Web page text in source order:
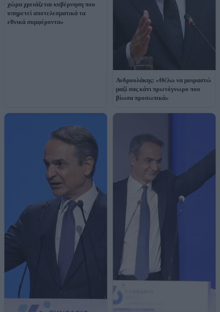
χώρα χρειάζεται κυβέρνηση που
υπηρετεί αποτελεσματικά τα
εθνικά συμφέροντα»
Ανδρουλάκης: «Θέλω να μοιραστώ
μαζί σας κάτι πρωτόγνωρο που
βίωσα προσωπικά»